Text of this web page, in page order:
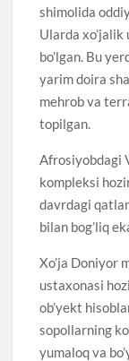
shimolida
Ularda xo’jalik
bo’lgan. Bu
yarim doira
mehrob va
topilgan.
Afrosiyobdagi
kompleksi
davrdagi
bilan bog’liq
Xo’ja Doniyor
ustaxonasi
ob’yekt
sopollarning
yumaloq va